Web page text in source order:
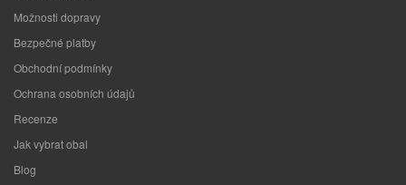
Možnosti dopravy
Bezpečné platby
Obchodní podmínky
Ochrana osobních údajů
Recenze
Jak vybrat obal
Blog